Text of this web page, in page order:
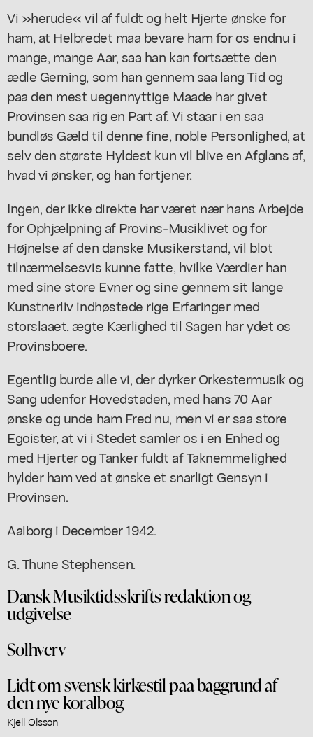
Vi »herude« vil af fuldt og helt Hjerte ønske for
ham, at Helbredet maa bevare ham for os endnu i
mange, mange Aar, saa han kan fortsætte den
ædle Gerning, som han gennem saa lang Tid og
paa den mest uegennyttige Maade har givet
Provinsen saa rig en Part af. Vi staar i en saa
bundløs Gæld til denne fine, noble Personlighed, at
selv den største Hyldest kun vil blive en Afglans af,
hvad vi ønsker, og han fortjener.
Ingen, der ikke direkte har været nær hans Arbejde
for Ophjælpning af Provins-Musiklivet og for
Højnelse af den danske Musikerstand, vil blot
tilnærmelsesvis kunne fatte, hvilke Værdier han
med sine store Evner og sine gennem sit lange
Kunstnerliv indhøstede rige Erfaringer med
storslaaet. ægte Kærlighed til Sagen har ydet os
Provinsboere.
Egentlig burde alle vi, der dyrker Orkestermusik og
Sang udenfor Hovedstaden, med hans 70 Aar
ønske og unde ham Fred nu, men vi er saa store
Egoister, at vi i Stedet samler os i en Enhed og
med Hjerter og Tanker fuldt af Taknemmelighed
hylder ham ved at ønske et snarligt Gensyn i
Provinsen.
Aalborg i December 1942.
G. Thune Stephensen.
Dansk Musiktidsskrifts redaktion og
udgivelse
Solhverv
Lidt om svensk kirkestil paa baggrund af
den nye koralbog
Kjell Olsson